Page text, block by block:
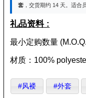
套，交货期约 14 天。适合
礼品资料 :
最小定购数量
材质：100%
#风褛 #外套